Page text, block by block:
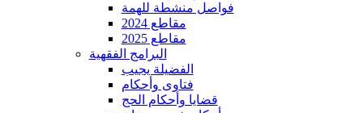
فواصل منشطة للهمة
مقاطع 2024
مقاطع 2025
البرامج الفقهية
الفضيلة يجيب
فتاوى وأحكام
قضايا وأحكام الحج